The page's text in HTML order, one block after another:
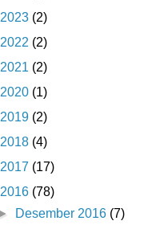
2023 (2)
2022 (2)
2021 (2)
2020 (1)
2019 (2)
2018 (4)
2017 (17)
2016 (78)
Desember 2016 (7)